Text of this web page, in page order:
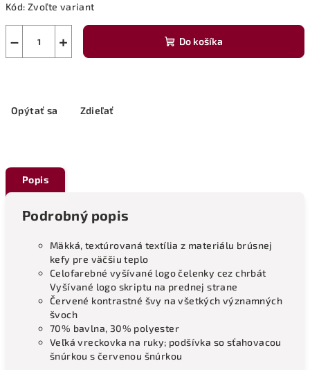
Kód: Zvoľte variant
+
− Do košíka
Opýtať sa Zdieľať
Popis
Podrobný popis
Mäkká, textúrovaná textília z materiálu brúsnej
kefy pre väčšiu teplo
Celofarebné vyšívané logo čelenky cez chrbát
Vyšívané logo skriptu na prednej strane
Červené kontrastné švy na všetkých významných
švoch
70% bavlna, 30% polyester
Veľká vreckovka na ruky; podšívka so sťahovacou
šnúrkou s červenou šnúrkou